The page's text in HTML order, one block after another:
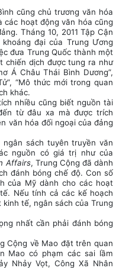
cũng chủ trương văn hóa
các hoạt động văn hóa cũng
Tháng 10, 2011 Tập Cận
đại của Trung Ương
đưa Trung Quốc thành một
chiến dịch được tung ra như
Á Châu Thái Bình Dương”,
“Mô thức mới trong quan
khác.
nhiều cũng biết nguồn tài
từ đâu xa mà được trích
văn hóa đối ngoại của đảng
sách tuyên truyền văn
nguồn có giá trị như của
Affairs, Trung Cộng đã dành
đánh bóng chế độ. Con số
của Mỹ dành cho các hoạt
Nếu tính cả các kế hoạch
tế, ngân sách của Trung
nhất cần phải đánh bóng
Cộng về Mao đặt trên quan
Mao có phạm các sai lầm
Nhảy Vọt, Công Xã Nhân